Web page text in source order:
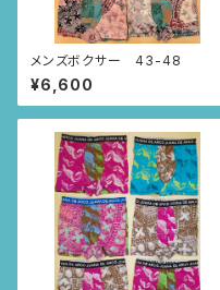
メンズボクサー 43-48
¥6,600